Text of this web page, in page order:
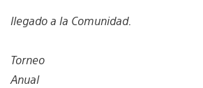
llegado a la Comunidad.
Torneo
Anual